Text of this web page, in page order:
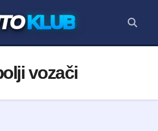
KLUB
vozači